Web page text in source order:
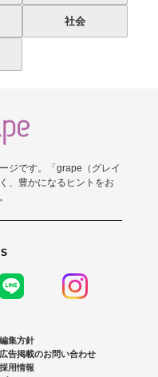
社会
ジです。「grape（グレイ
、豊かになるヒントをお
編集方針
広告掲載のお問い合わせ
採用情報